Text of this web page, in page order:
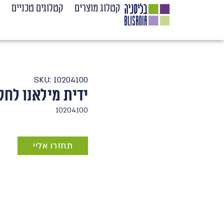
קטלוג מוצרים קטלוגים טכניים
SKU: 10204100
ידית מילאנו
10204100
תחזרו אליי